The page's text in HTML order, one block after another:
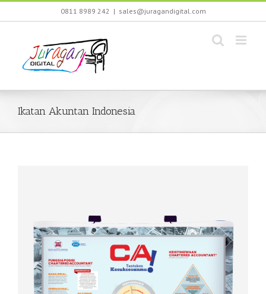
Skip
0811 8989 242 | sales@juragandigital.com
Ikatan Akuntan Indonesia